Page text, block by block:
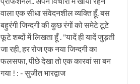
वाला एक सीधा संवेदनशील व्यक्ति हूँ. बस
बहुरंगी जिन्दगी की कुछ रंगों को समेटे टूटे
फूटे शब्दों में लिखता हूँ . "यादें ही यादें जुड़ती
जा रही, हर रोज एक नया जिन्दगी का
फलसफा, पीछे देखा तो एक कारवां सा बन
गया ! : - सुजीत भारद्वाज